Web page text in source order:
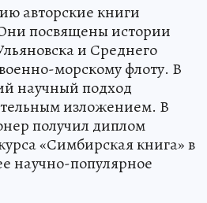
авторские книги
посвящены истории
и Среднего
морскому флоту. В
научный подход
изложением. В
получил диплом
«Симбирская книга» в
научно-популярное